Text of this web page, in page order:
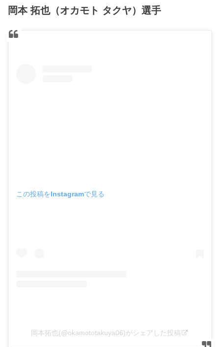
岡本 拓也（オカモト タクヤ）選手
この投稿をInstagramで見る
岡本拓也(@okamototakuya06)がシェアした投稿